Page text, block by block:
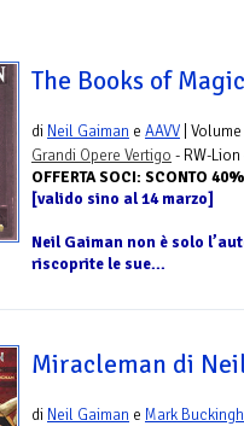
The Books of Magic
di Neil Gaiman e AAVV | Volume
Grandi Opere Vertigo - RW-Lion
OFFERTA SOCI: SCONTO 40%
[valido sino al 14 marzo]
Neil Gaiman non è solo
riscoprite le sue...
Miracleman di
di Neil Gaiman e Mark